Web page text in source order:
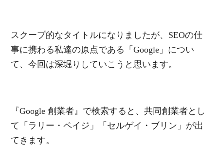
スクープ的なタイトルになりましたが、SEOの仕
事に携わる私達の原点である「Google」につい
て、今回は深堀りしていこうと思います。
『Google 創業者』で検索すると、共同創業者とし
て「ラリー・ペイジ」「セルゲイ・ブリン」が出
てきます。